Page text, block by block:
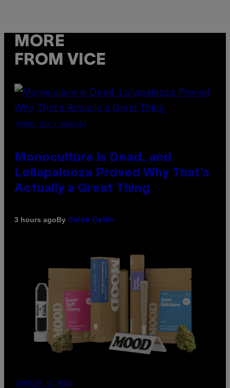
MORE
FROM VICE
(PHOTO VIA T-MOBILE)
Monoculture is Dead, and
Lollapalooza Proved Why That’s
Actually a Great Thing
3 hours agoBy Caleb Catlin
COURTESY OF MOOD